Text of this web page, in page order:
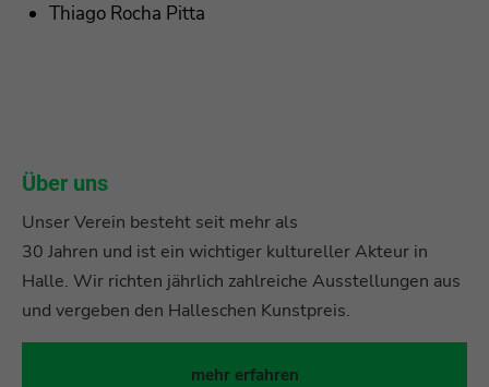
Thiago Rocha Pitta
Über uns
Unser Verein besteht seit mehr als
30 Jahren und ist ein wichtiger kultureller Akteur in
Halle. Wir richten jährlich zahlreiche Ausstellungen aus
und vergeben den Halleschen Kunstpreis.
mehr erfahren